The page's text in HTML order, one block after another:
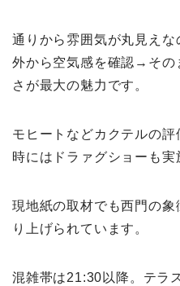
通りから雰囲気が丸見え
外から空気感を確認→その
さが最大の魅力です。
モヒートなどカクテルの評
時にはドラァグショーも実
現地紙の取材でも西門の
り上げられています。
混雑帯は21:30以降。テラ